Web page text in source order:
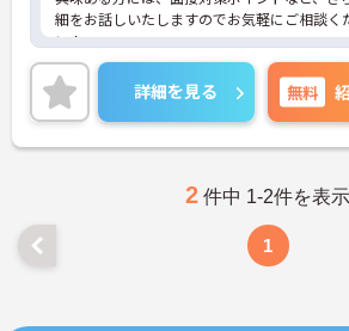
細をお話しいたしますのでお気軽にご相談く
い！
詳細を見る 無料
2 件中 1-2件を表示
1